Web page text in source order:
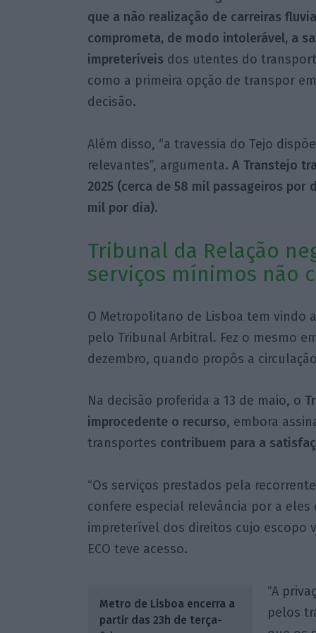
que a não realização de carreiras
comprometa, de modo intolerável, a
impreteríveis dos utentes do
como a primeira opção de transpor
decisão.
Além disso, “a travessia do Tejo
relevantes”, argumenta. A Transtejo
2025 (cerca de 58 mil passageiros por
mil por dia).
Tribunal da Relação
serviços mínimos não
O Metropolitano de Lisboa tem vindo
pelo Tribunal Arbitral. Fez o mesmo
dezembro, quando propôs a
Na decisão proferida a 13 de maio, o
improcedente o recurso, embora
transportes contribuem para a
“Os serviços prestados pela
confere especial relevância por a
impreterível dos direitos cujo escopo
ECO teve acesso.
Metro de Lisboa encerra a
partir das 23h de terça-
“A
pelos